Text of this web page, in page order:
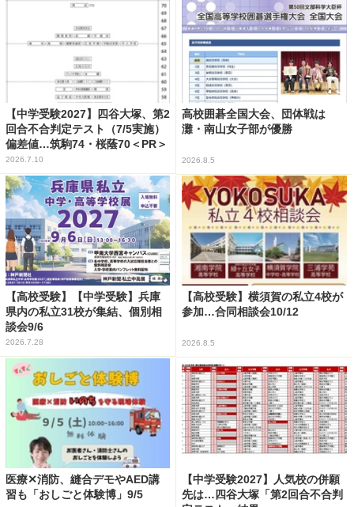
【中学受験2027】四谷大塚、第2
回合不合判定テスト（7/5実施）
偏差値…筑駒74・桜蔭70＜PR＞
2026.7.10
高校囲碁全国大会、団体戦は
灘・南山女子部が優勝
2026.8.5
【高校受験】【中学受験】兵庫
県内の私立31校が集結、個別相
談会9/6
2026.7.28
【高校受験】横須賀の私立4校が
参加…合同相談会10/12
2026.8.5
医療✕消防、縫合デモやAED講
習も「おしごと体験博」9/5
【中学受験2027】人気校の併願
先は…四谷大塚「第2回合不合判